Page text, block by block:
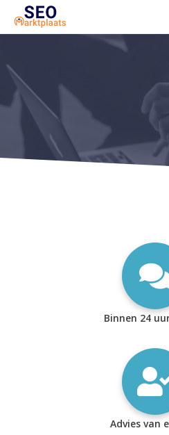
SEO tools
Marketeer bij jou
Offerte
1. Seo voor
2.
Binnen 24
Advies van